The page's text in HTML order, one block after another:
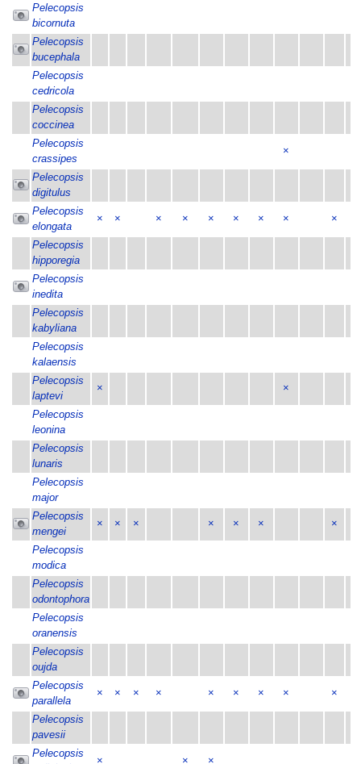
Pelecopsis
bicornuta
Pelecopsis
bucephala
Pelecopsis
cedricola
Pelecopsis
coccinea
Pelecopsis
crassipes
×
Pelecopsis
digitulus
Pelecopsis
elongata
× × × × × × × × ×
Pelecopsis
hipporegia
Pelecopsis
inedita
Pelecopsis
kabyliana
Pelecopsis
kalaensis
Pelecopsis
laptevi
× ×
Pelecopsis
leonina
Pelecopsis
lunaris
Pelecopsis
major
Pelecopsis
mengei
× × × × × × ×
Pelecopsis
modica
Pelecopsis
odontophora
Pelecopsis
oranensis
Pelecopsis
oujda
Pelecopsis
parallela
× × × × × × × × ×
Pelecopsis
pavesii
Pelecopsis
× × ×